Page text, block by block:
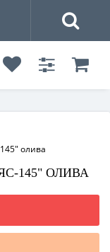
145" ОЛИВА